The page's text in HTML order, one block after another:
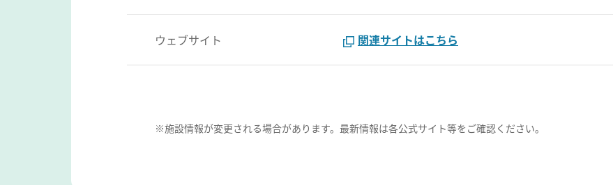
ウェブサイト 関連サイトはこちら
※施設情報が変更される場合があります。最新情報は各公式サイト等をご確認ください。